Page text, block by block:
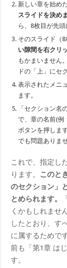
新しい章を始め
スライドを決めま
ら、8枚目が先頭
そのスライド（
い隙間を右クリ
もかまいません
ドの「上」にセ
表示されたメニ
ます。
「セクション名
で、章の名前(例
ボタンを押しま
でも問題ありませ
これで、指定し
ります。 このと
のセクション」
とめられます。
くかもしれませ
したとおり、す
に属するためで
前も「第1章 は
す。